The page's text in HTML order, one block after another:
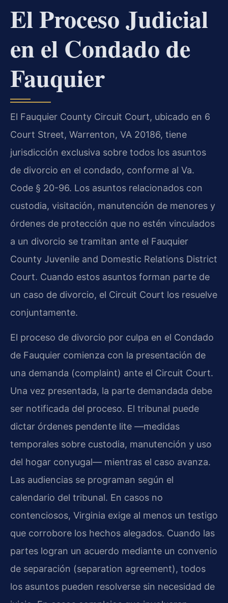
El Proceso Judicial
en el Condado de
Fauquier
El Fauquier County Circuit Court, ubicado en 6
Court Street, Warrenton, VA 20186, tiene
jurisdicción exclusiva sobre todos los asuntos
de divorcio en el condado, conforme al Va.
Code § 20-96. Los asuntos relacionados con
custodia, visitación, manutención de menores y
órdenes de protección que no estén vinculados
a un divorcio se tramitan ante el Fauquier
County Juvenile and Domestic Relations District
Court. Cuando estos asuntos forman parte de
un caso de divorcio, el Circuit Court los resuelve
conjuntamente.
El proceso de divorcio por culpa en el Condado
de Fauquier comienza con la presentación de
una demanda (complaint) ante el Circuit Court.
Una vez presentada, la parte demandada debe
ser notificada del proceso. El tribunal puede
dictar órdenes pendente lite —medidas
temporales sobre custodia, manutención y uso
del hogar conyugal— mientras el caso avanza.
Las audiencias se programan según el
calendario del tribunal. En casos no
contenciosos, Virginia exige al menos un testigo
que corrobore los hechos alegados. Cuando las
partes logran un acuerdo mediante un convenio
de separación (separation agreement), todos
los asuntos pueden resolverse sin necesidad de